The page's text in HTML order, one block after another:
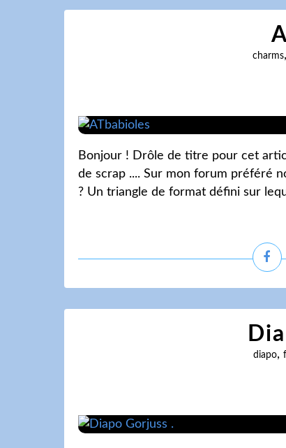
charms,
Bonjour ! Drôle de titre pour cet
de scrap .... Sur mon forum préféré
? Un triangle de format défini sur
diapo,